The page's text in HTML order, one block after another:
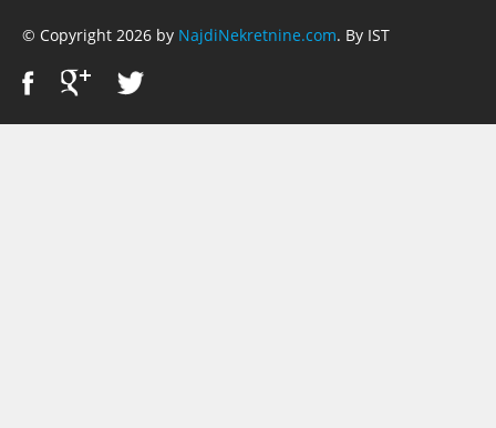
© Copyright 2026 by NajdiNekretnine.com. By IST